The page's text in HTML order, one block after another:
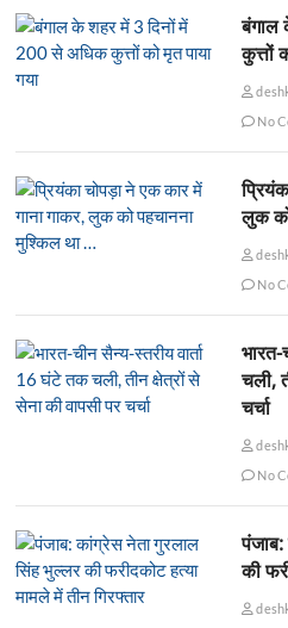
बंगाल
कुत्तों
No
लुक
No
चली,
चर्चा
No
की